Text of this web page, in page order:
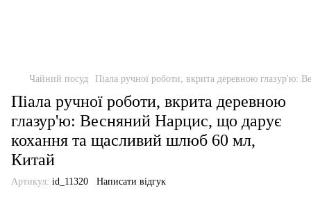
Чайний посуд Піала ручної роботи, вкрита деревною
Піала ручної роботи, вкрита деревною
глазур'ю: Весняний Нарцис, що дарує
кохання та щасливий шлюб 60 мл,
Китай
Артикул: id_11320 Написати відгук